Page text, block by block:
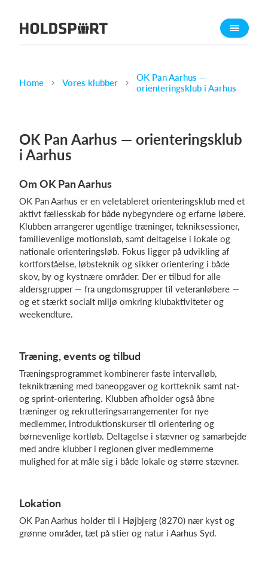
Om Holdsport
Karriere
Funktioner
Kalender
Webshop
Billetsystem
Hvad koster det?
Log på
Home Vores klubber
OK Pan Aarhus —
orienteringsklub i Aarhus
OK Pan Aarhus — orienteringsklub
i Aarhus
Om OK Pan Aarhus
OK Pan Aarhus er en veletableret orienteringsklub med et
aktivt fællesskab for både nybegyndere og erfarne løbere.
Klubben arrangerer ugentlige træninger, tekniksessioner,
familievenlige motionsløb, samt deltagelse i lokale og
nationale orienteringsløb. Fokus ligger på udvikling af
kortforståelse, løbsteknik og sikker orientering i både
skov, by og kystnære områder. Der er tilbud for alle
aldersgrupper — fra ungdomsgrupper til veteranløbere —
og et stærkt socialt miljø omkring klubaktiviteter og
weekendture.
Træning, events og tilbud
Træningsprogrammet kombinerer faste intervalløb,
tekniktræning med baneopgaver og kortteknik samt nat-
og sprint-orientering. Klubben afholder også åbne
træninger og rekrutteringsarrangementer for nye
medlemmer, introduktionskurser til orientering og
børnevenlige kortløb. Deltagelse i stævner og samarbejde
med andre klubber i regionen giver medlemmerne
mulighed for at måle sig i både lokale og større stævner.
Lokation
OK Pan Aarhus holder til i Højbjerg (8270) nær kyst og
grønne områder, tæt på stier og natur i Aarhus Syd.